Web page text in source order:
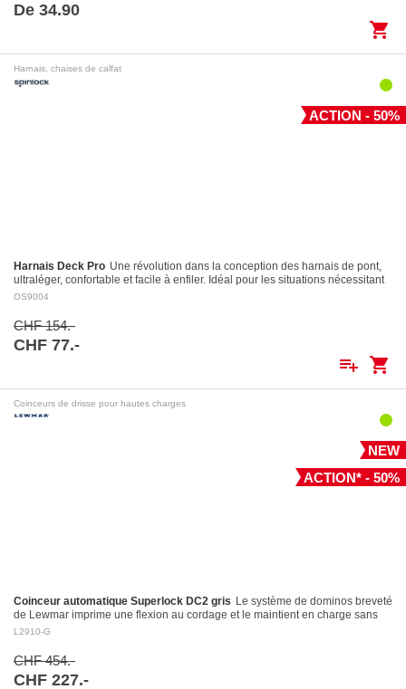
De 34.90
shopping_cart
Harnais, chaises de calfat
ACTION - 50%
Harnais Deck Pro Une révolution dans la conception des harnais de pont,
ultraléger, confortable et facile à enfiler. Idéal pour les situations nécessitant
le port…
OS9004
CHF 154.-
CHF 77.-
playlist_add shopping_cart
Coinceurs de drisse pour hautes charges
NEW
ACTION* - 50%
Coinceur automatique Superlock DC2 gris Le système de dominos breveté
de Lewmar imprime une flexion au cordage et le maintient en charge sans
l’endommager Largage contrôlé: le levier…
L2910-G
CHF 454.-
CHF 227.-